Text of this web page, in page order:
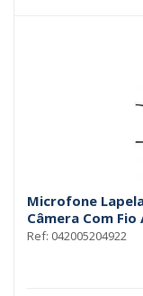
Microfone
Câmera Com
Ref: 042005204922